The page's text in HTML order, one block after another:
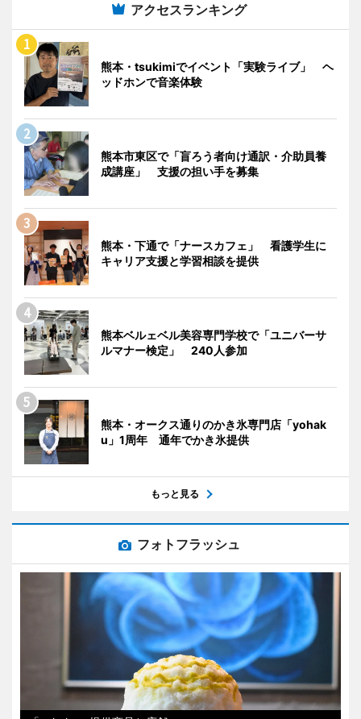
アクセスランキング
熊本・tsukimiでイベント「実験ライブ」 ヘ
ッドホンで音楽体験
熊本市東区で「盲ろう者向け通訳・介助員養
成講座」 支援の担い手を募集
熊本・下通で「ナースカフェ」 看護学生に
キャリア支援と学習相談を提供
熊本ベルェベル美容専門学校で「ユニバーサ
ルマナー検定」 240人参加
熊本・オークス通りのかき氷専門店「yohak
u」1周年 通年でかき氷提供
もっと見る
フォトフラッシュ